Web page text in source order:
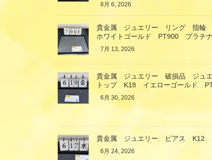
8月 6, 2026
貴金属 ジュエリー リング 指輪
ホワイトゴールド PT900 プラ
7月 13, 2026
貴金属 ジュエリー 破損品 ジュ
トップ K18 イエローゴールド
6月 30, 2026
貴金属 ジュエリー ピアス K12
6月 24, 2026